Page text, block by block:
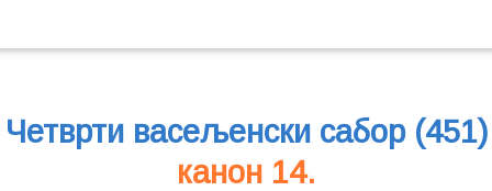
Четврти васељенски сабор (451)
канон 14.